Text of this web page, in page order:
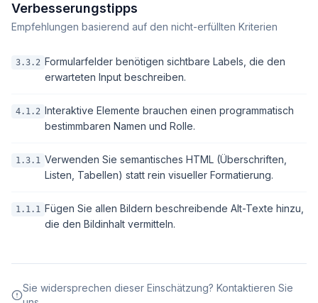
Verbesserungstipps
Empfehlungen basierend auf den nicht-erfüllten Kriterien
3.3.2 Formularfelder benötigen sichtbare Labels, die den
erwarteten Input beschreiben.
4.1.2 Interaktive Elemente brauchen einen programmatisch
bestimmbaren Namen und Rolle.
1.3.1 Verwenden Sie semantisches HTML (Überschriften,
Listen, Tabellen) statt rein visueller Formatierung.
1.1.1 Fügen Sie allen Bildern beschreibende Alt-Texte hinzu,
die den Bildinhalt vermitteln.
Sie widersprechen dieser Einschätzung? Kontaktieren Sie